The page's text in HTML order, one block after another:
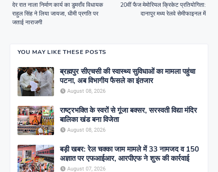
20वीं फैज मेमोरियल क्रिकेट प्रतियोगिता:
दानापुर मध्य रेलवे सेमीफाइनल में
देर रात नाला निर्माण कार्य का डुमराँव विधायक
राहुल सिंह ने लिया जायजा, धीमी प्रगति पर
जताई नाराजगी
YOU MAY LIKE THESE POSTS
ब्रह्मपुर सीएचसी की स्वास्थ्य सुविधाओं का मामला पहुंचा
पटना, अब विभागीय फैसले का इंतजार
August 08, 2026
राष्ट्रभक्ति के स्वरों से गूंजा बक्सर, सरस्वती विद्या मंदिर
बालिका खंड बना विजेता
August 08, 2026
बड़ी खबर: रेल चक्का जाम मामले में 33 नामजद व 150
अज्ञात पर एफआईआर, आरपीएफ ने शुरू की कार्रवाई
August 07, 2026